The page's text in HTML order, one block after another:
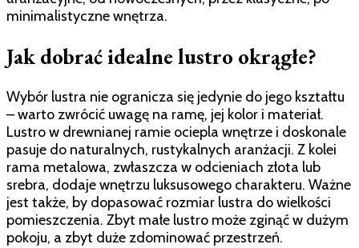
minimalistyczne wnętrza.
Jak dobrać idealne lustro okrągłe?
Wybór lustra nie ogranicza się jedynie do jego kształtu
– warto zwrócić uwagę na ramę, jej kolor i materiał.
Lustro w drewnianej ramie ociepla wnętrze i doskonale
pasuje do naturalnych, rustykalnych aranżacji. Z kolei
rama metalowa, zwłaszcza w odcieniach złota lub
srebra, dodaje wnętrzu luksusowego charakteru. Ważne
jest także, by dopasować rozmiar lustra do wielkości
pomieszczenia. Zbyt małe lustro może zginąć w dużym
pokoju, a zbyt duże zdominować przestrzeń.